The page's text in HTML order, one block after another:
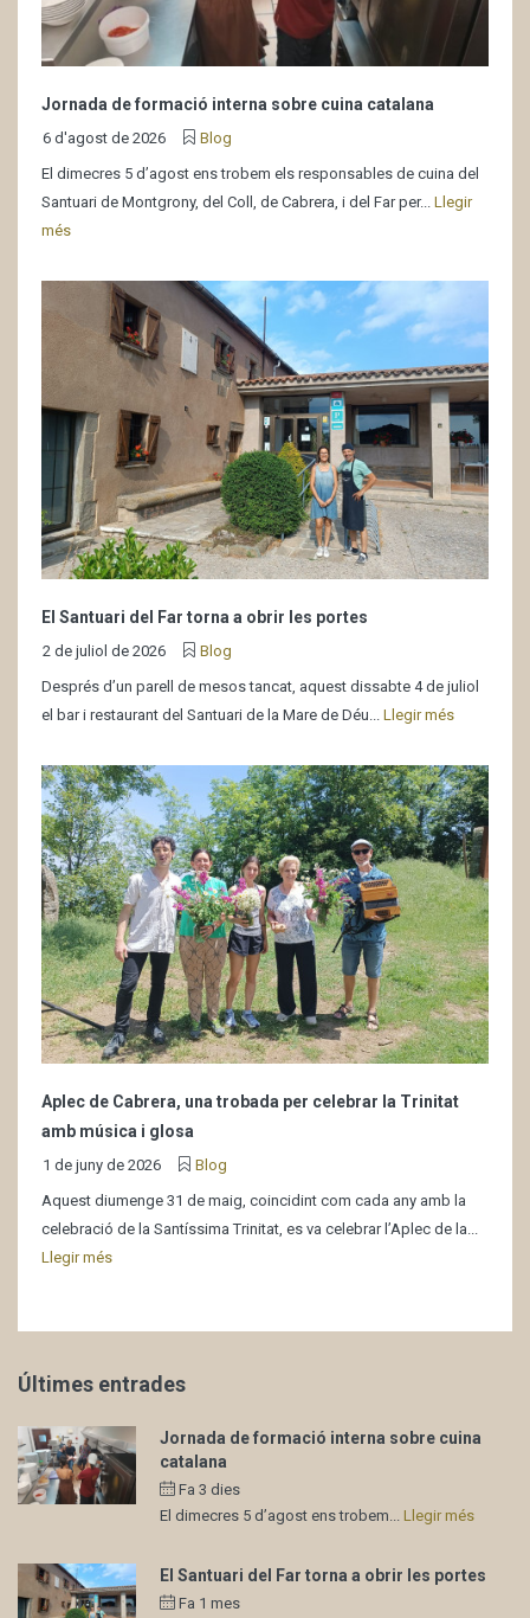
Jornada de formació interna sobre cuina catalana
6 d'agost de 2026
Blog
El dimecres 5 d’agost ens trobem els responsables de cuina del
Santuari de Montgrony, del Coll, de Cabrera, i del Far per... Llegir
més
El Santuari del Far torna a obrir les portes
2 de juliol de 2026
Blog
Després d’un parell de mesos tancat, aquest dissabte 4 de juliol
el bar i restaurant del Santuari de la Mare de Déu... Llegir més
Aplec de Cabrera, una trobada per celebrar la Trinitat
amb música i glosa
1 de juny de 2026
Blog
Aquest diumenge 31 de maig, coincidint com cada any amb la
celebració de la Santíssima Trinitat, es va celebrar l’Aplec de la...
Llegir més
Últimes entrades
Jornada de formació interna sobre cuina
catalana
Fa 3 dies
El dimecres 5 d’agost ens trobem... Llegir més
El Santuari del Far torna a obrir les portes
Fa 1 mes